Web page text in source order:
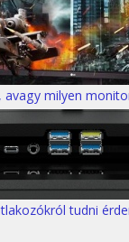
avagy milyen
tudni